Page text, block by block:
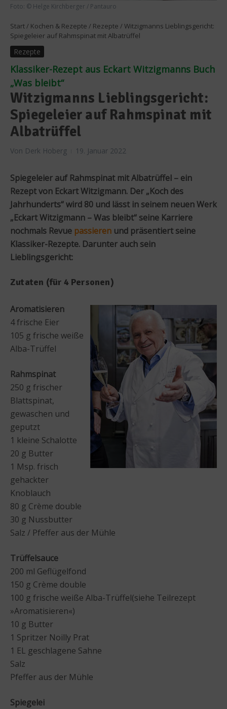
Foto: © Helge Kirchberger / Pantauro
Start / Kochen & Rezepte / Rezepte / Witzigmanns Lieblingsgericht:
Spiegeleier auf Rahmspinat mit Albatrüffel
Rezepte
Klassiker-Rezept aus Eckart Witzigmanns Buch
„Was bleibt“
Witzigmanns Lieblingsgericht:
Spiegeleier auf Rahmspinat mit
Albatrüffel
Von Derk Hoberg 19. Januar 2022
Spiegeleier auf Rahmspinat mit Albatrüffel – ein
Rezept von Eckart Witzigmann. Der „Koch des
Jahrhunderts“ wird 80 und lässt in seinem neuen Werk
„Eckart Witzigmann – Was bleibt“ seine Karriere
nochmals Revue passieren und präsentiert seine
Klassiker-Rezepte. Darunter auch sein
Lieblingsgericht:
Zutaten (für 4 Personen)
Aromatisieren
4 frische Eier
105 g frische weiße
Alba-Trüffel
Rahmspinat
250 g frischer
Blattspinat,
gewaschen und
geputzt
1 kleine Schalotte
20 g Butter
1 Msp. frisch
gehackter
Knoblauch
80 g Crème double
30 g Nussbutter
Salz / Pfeffer aus der Mühle
Trüffelsauce
200 ml Geflügelfond
150 g Crème double
100 g frische weiße Alba-Trüffel(siehe Teilrezept
»Aromatisieren«)
10 g Butter
1 Spritzer Noilly Prat
1 EL geschlagene Sahne
Salz
Pfeffer aus der Mühle
Spiegelei